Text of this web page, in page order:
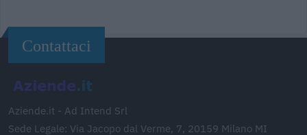
Contattaci
Aziende.it - Ad Intend Srl
Sede Legale: Via Jacopo dal Verme, 7, 20159 Milano MI